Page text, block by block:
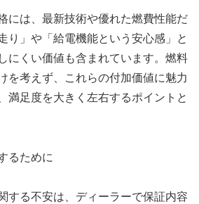
には、最新技術や優れた燃費性能だ
り」や「給電機能という安心感」と
にくい価値も含まれています。燃料
を考えず、これらの付加価値に魅力
満足度を大きく左右するポイントと
るために
する不安は、ディーラーで保証内容